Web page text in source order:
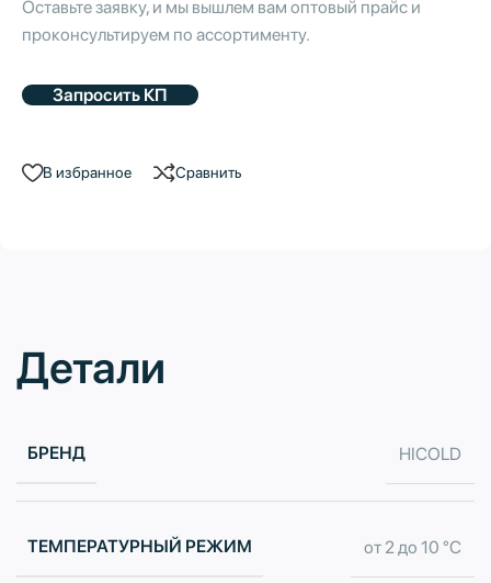
Оставьте заявку, и мы вышлем вам оптовый прайс и
проконсультируем по ассортименту.
Запросить КП
В избранное Сравнить
Детали
БРЕНД HICOLD
ТЕМПЕРАТУРНЫЙ РЕЖИМ от 2 до 10 °C